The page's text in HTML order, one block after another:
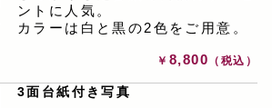
ントに人気。
カラーは白と黒の2色をご用意。
￥ 8,800 （税込）
3面台紙付き写真